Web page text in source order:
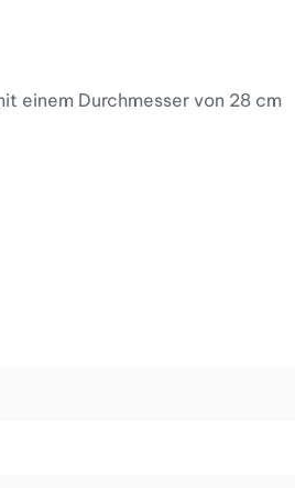
einem Durchmesser von 28 cm
Das Sieb ist ideal für